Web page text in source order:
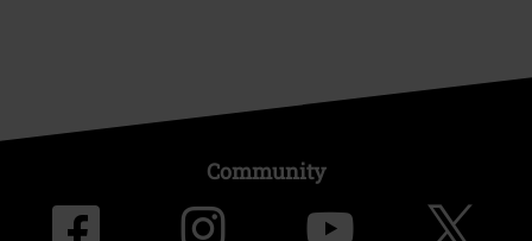
Community